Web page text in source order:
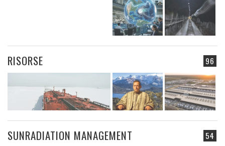
96
RISORSE
54
SUNRADIATION MANAGEMENT